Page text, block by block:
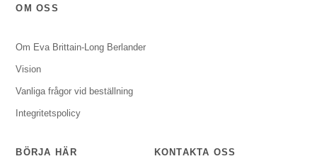
OM OSS
Om Eva Brittain-Long Berlander
Vision
Vanliga frågor vid beställning
Integritetspolicy
BÖRJA HÄR KONTAKTA OSS